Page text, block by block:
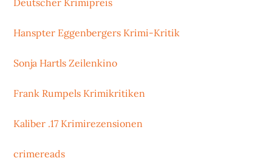
Hanspter Eggenbergers Krimi-Kritik
Sonja Hartls Zeilenkino
Frank Rumpels Krimikritiken
Kaliber .17 Krimirezensionen
crimereads